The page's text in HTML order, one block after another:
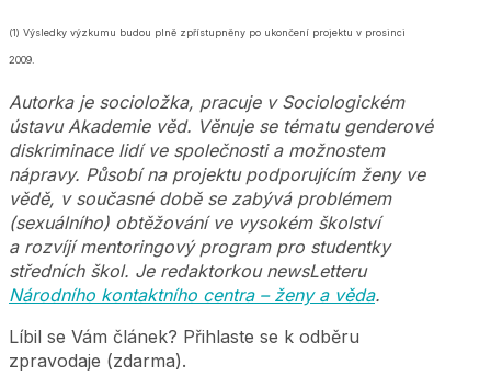
(1) Výsledky výzkumu budou plně zpřístupněny po ukončení projektu v prosinci
2009.
Autorka je socioložka, pracuje v Sociologickém
ústavu Akademie věd. Věnuje se tématu genderové
diskriminace lidí ve společnosti a možnostem
nápravy. Působí na projektu podporujícím ženy ve
vědě, v současné době se zabývá problémem
(sexuálního) obtěžování ve vysokém školství
a rozvíjí mentoringový program pro studentky
středních škol. Je redaktorkou newsLetteru
Národního kontaktního centra – ženy a věda.
Líbil se Vám článek? Přihlaste se k odběru
zpravodaje (zdarma).